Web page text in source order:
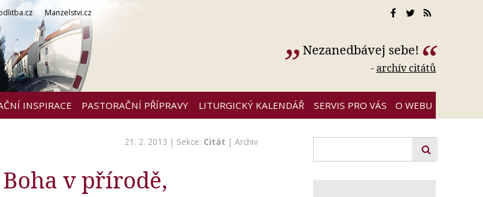
Manzelstvi.cz
Nezanedbávej sebe!
-archív citátů
INSPIRACE PASTORAČNÍ PŘÍPRAVY LITURGICKÝ KALENDÁŘ SERVIS PRO VÁS O WEBU
21. 2. 2013 | Sekce: Citát | Archiv
v přírodě,